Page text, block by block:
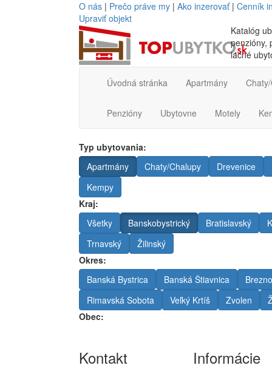
O nás | Prečo práve my | Ako inzerovať| Cenník
Upraviť objekt
Katalóg
penzióny,
lacné
Úvodná stránka Apartmány
Penzióny Ubytovne Motely
Typ ubytovania:
Apartmány
Chaty/Chalupy Drevenice
Kempy
Kraj:
Všetky
Banskobystrický Bratislavský
Trnavský
Žilinský
Okres:
Banská Bystrica
Banská Štiavnica
Brezno
Rimavská Sobota
Veľký Krtíš Zvolen
Obec:
Kontakt Informácie